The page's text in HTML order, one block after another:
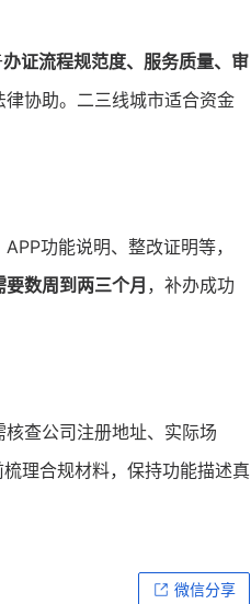
办证流程规范度、服务质量、审
协助。二三线城市适合资金
功能说明、整改证明等，
数周到两三个月 ，补办成功
查公司注册地址、实际场
理合规材料，保持功能描述真
微信分享